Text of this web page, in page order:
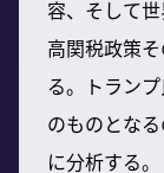
容、そして
高関税政策
る。トラン
のものとな
に分析する。